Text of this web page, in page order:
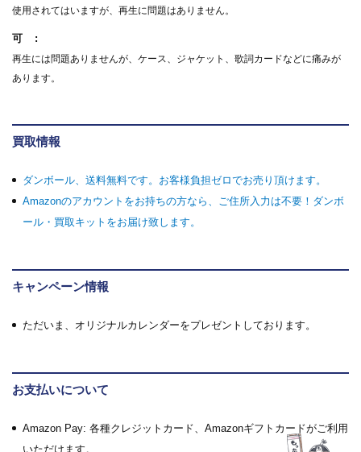
使用されてはいますが、再生に問題はありません。
可
再生には問題ありませんが、ケース、ジャケット、歌詞カードなどに痛みが
あります。
買取情報
ダンボール、送料無料です。お客様負担ゼロでお売り頂けます。
Amazonのアカウントをお持ちの方なら、ご住所入力は不要！ダンボ
ール・買取キットをお届け致します。
キャンペーン情報
ただいま、オリジナルカレンダーをプレゼントしております。
お支払いについて
Amazon Pay: 各種クレジットカード、Amazonギフトカードがご利用
いただけます。